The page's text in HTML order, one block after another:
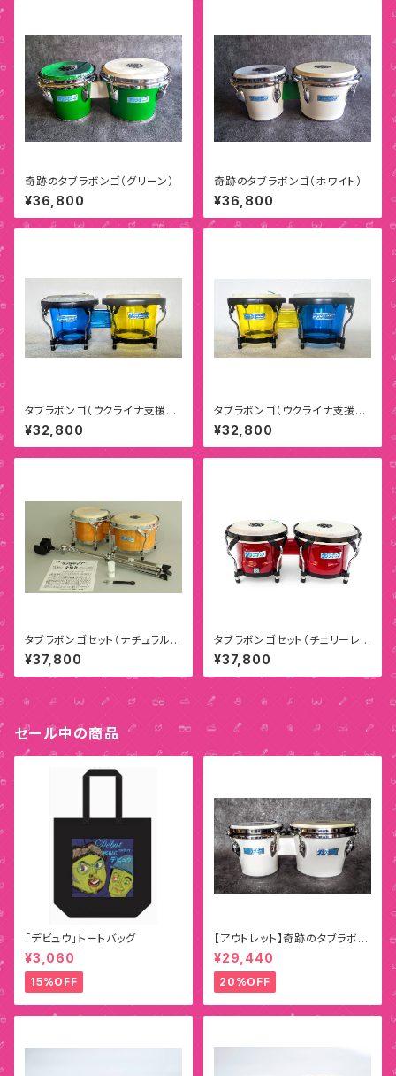
奇跡のタブラボンゴ（グリーン）
¥36,800
奇跡のタブラボンゴ（ホワイト）
¥36,800
タブラボンゴ（ウクライナ支援モ
デルA）
¥32,800
タブラボンゴ（ウクライナ支援モ
デルB）
¥32,800
タブラボンゴセット（ナチュラルウ
ッド/チェリーレッド）
¥37,800
タブラボンゴセット（チェリーレッ
ド）
¥37,800
セール中の商品
「デビュウ」トートバッグ
¥3,060
15%OFF
【アウトレット】奇跡のタブラボン
ゴ（ホワイト）
¥29,440
20%OFF